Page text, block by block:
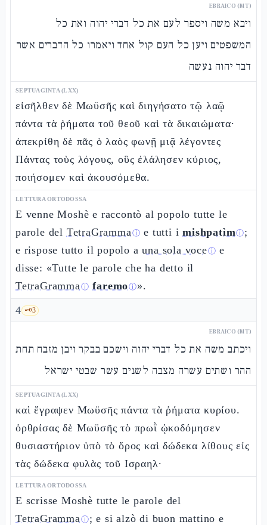
EBRAICO (MT)
ויבא משה ויספר לעם את כל דברי יהוה ואת כל
המשפטים ויען כל העם קול אחד ויאמרו כל הדברים אשר
דבר יהוה נעשה
SEPTUAGINTA (LXX)
εἰσῆλθεν δὲ Μωϋσῆς καὶ διηγήσατο τῷ λαῷ
πάντα τὰ ῥήματα τοῦ θεοῦ καὶ τὰ δικαιώματα·
ἀπεκρίθη δὲ πᾶς ὁ λαὸς φωνῇ μιᾷ λέγοντες
Πάντας τοὺς λόγους, οὓς ἐλάλησεν κύριος,
ποιήσομεν καὶ ἀκουσόμεθα.
LETTURA ORTODOSSA
E venne Moshè e raccontò al popolo tutte le
parole del TetraGrammaⓘ e tutti imishpatìmⓘ;
e rispose tutto il popolo auna sola voceⓘ e
disse: «Tutte le parole che ha detto il
TetraGrammaⓘ faremoⓘ».
4 🗝️3
EBRAICO (MT)
ויכתב משה את כל דברי יהוה וישכם בבקר ויבן מזבח תחת
ההר ושתים עשרה מצבה לשנים עשר שבטי ישראל
SEPTUAGINTA (LXX)
καὶ ἔγραψεν Μωϋσῆς πάντα τὰ ῥήματα κυρίου.
ὀρθρίσας δὲ Μωϋσῆς τὸ πρωῒ ᾠκοδόμησεν
θυσιαστήριον ὑπὸ τὸ ὄρος καὶ δώδεκα λίθους εἰς
τὰς δώδεκα φυλὰς τοῦ Ισραηλ·
LETTURA ORTODOSSA
E scrisse Moshè tutte le parole del
TetraGrammaⓘ; e si alzò di buon mattino e